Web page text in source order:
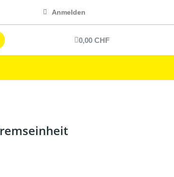
Anmelden
0,00 CHF